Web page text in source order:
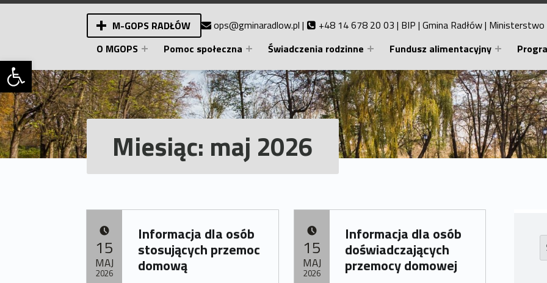
Otwórz pasek narzędzi
M-GOPS RADŁÓW
Miejsko-Gminny Ośrodek Pomocy Społecznej w Radłowie. Pomoc społeczna.
ops@gminaradlow.pl | +48 14 678 20 03 | BIP | Gmina Radłów| Ministerstwo
O MGOPS
Pomoc społeczna Świadczenia rodzinne Fundusz alimentacyjny
Miesiąc: maj 2026
Informacja dla osób
stosujących przemoc
domową
DODANO:
15
MAJ
2026
Informacja dla osób
doświadczających
przemocy domowej
DODANO:
15
MAJ
2026